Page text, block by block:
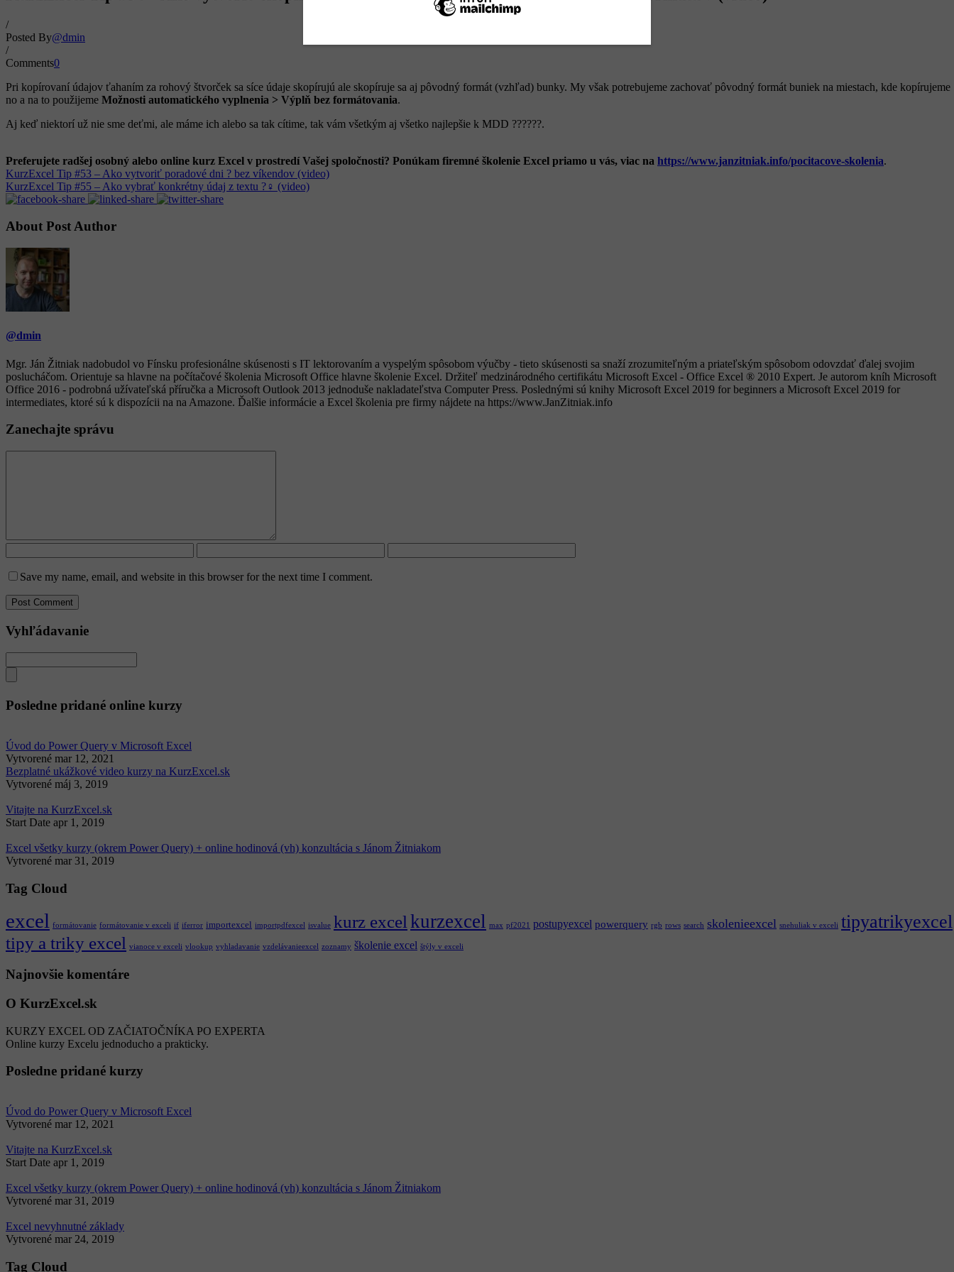
/
Posted By@dmin
/
Comments0
Pri kopírovaní údajov ťahaním za rohový štvorček sa síce údaje skopírujú ale skopíruje sa aj pôvodný formát (vzhľad) bunky. My však potrebujeme zachovať pôvodný formát buniek na miestach, kde kopírujeme
no a na to použijeme Možnosti automatického vyplnenia > Výplň bez formátovania.
Aj keď niektorí už nie sme deťmi, ale máme ich alebo sa tak cítime, tak vám všetkým aj všetko najlepšie k MDD ?‍?‍?‍???.
Preferujete radšej osobný alebo online kurz Excel v prostredí Vašej spoločnosti? Ponúkam firemné školenie Excel priamo u vás, viac na https://www.janzitniak.info/pocitacove-skolenia.
KurzExcel Tip #53 – Ako vytvoriť poradové dni ? bez víkendov (video)
KurzExcel Tip #55 – Ako vybrať konkrétny údaj z textu ?️‍♀️ (video)
About Post Author
@dmin
Mgr. Ján Žitniak nadobudol vo Fínsku profesionálne skúsenosti s IT lektorovaním a vyspelým spôsobom výučby - tieto skúsenosti sa snaží zrozumiteľným a priateľským spôsobom odovzdať ďalej svojim
poslucháčom. Orientuje sa hlavne na počítačové školenia Microsoft Office hlavne školenie Excel. Držiteľ medzinárodného certifikátu Microsoft Excel - Office Excel ® 2010 Expert. Je autorom kníh Microsoft
Office 2016 - podrobná užívateľská příručka a Microsoft Outlook 2013 jednoduše nakladateľstva Computer Press. Poslednými sú knihy Microsoft Excel 2019 for beginners a Microsoft Excel 2019 for
intermediates, ktoré sú k dispozícii na na Amazone. Ďalšie informácie a Excel školenia pre firmy nájdete na https://www.JanZitniak.info​
Zanechajte správu
Save my name, email, and website in this browser for the next time I comment.
Vyhľádavanie
Posledne pridané online kurzy
Úvod do Power Query v Microsoft Excel
Vytvorené mar 12, 2021
Bezplatné ukážkové video kurzy na KurzExcel.sk
Vytvorené máj 3, 2019
Vitajte na KurzExcel.sk
Start Date apr 1, 2019
Excel všetky kurzy (okrem Power Query) + online hodinová (vh) konzultácia s Jánom Žitniakom
Vytvorené mar 31, 2019
Tag Cloud
excel formátovanie formátovanie v exceli if iferror importexcel importpdfexcel isvalue kurz excelkurzexcel max pf2021 postupyexcel powerquery rgb rows search skolenieexcel snehuliak v exceli tipyatrikyexcel
tipy a triky excel vianoce v exceli vlookup vyhladavanie vzdelávanieexcel zoznamy školenie excel štýly v exceli
Najnovšie komentáre
O KurzExcel.sk
KURZY EXCEL OD ZAČIATOČNÍKA PO EXPERTA
Online kurzy Excelu jednoducho a prakticky.
Posledne pridané kurzy
Úvod do Power Query v Microsoft Excel
Vytvorené mar 12, 2021
Vitajte na KurzExcel.sk
Start Date apr 1, 2019
Excel všetky kurzy (okrem Power Query) + online hodinová (vh) konzultácia s Jánom Žitniakom
Vytvorené mar 31, 2019
Excel nevyhnutné základy
Vytvorené mar 24, 2019
Tag Cloud